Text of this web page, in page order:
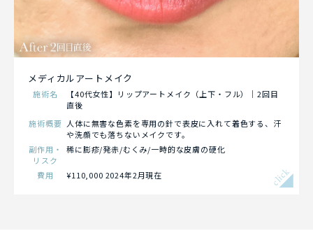
メディカルアートメイク
施術名
【40代女性】リップアートメイク（上下・フル）｜2回目
直後
施術概要 人体に無害な色素を専用の針で表皮に入れて着色する、汗
や洗顔でも落ちないメイクです。
副作用・
リスク
稀に膨疹/発赤/むくみ/一時的な皮膚の硬化
費用 ¥110,000 2024年2月現在 click